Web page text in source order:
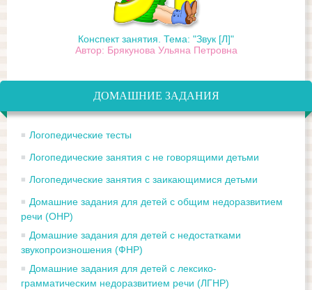
Конспект занятия. Тема: "Звук [Л]"
Автор: Брякунова Ульяна Петровна
ДОМАШНИЕ ЗАДАНИЯ
Логопедические тесты
Логопедические занятия с не говорящими детьми
Логопедические занятия с заикающимися детьми
Домашние задания для детей с общим недоразвитием
речи (ОНР)
Домашние задания для детей с недостатками
звукопроизношения (ФНР)
Домашние задания для детей с лексико-
грамматическим недоразвитием речи (ЛГНР)